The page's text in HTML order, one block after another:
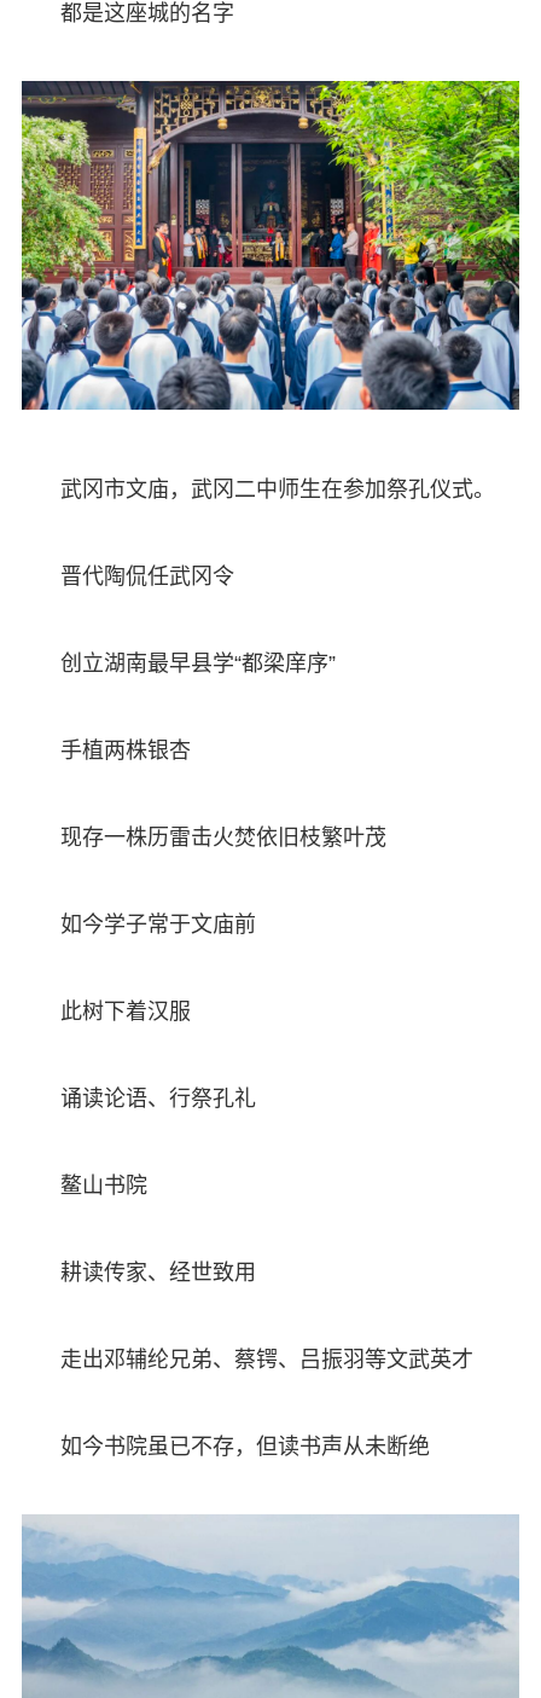
都是这座城的名字
武冈市文庙，武冈二中师生在参加祭孔仪式。
晋代陶侃任武冈令
创立湖南最早县学“都梁庠序”
手植两株银杏
现存一株历雷击火焚依旧枝繁叶茂
如今学子常于文庙前
此树下着汉服
诵读论语、行祭孔礼
鳌山书院
耕读传家、经世致用
走出邓辅纶兄弟、蔡锷、吕振羽等文武英才
如今书院虽已不存，但读书声从未断绝